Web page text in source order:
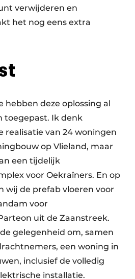
verwijderen en
het nog eens extra
hebben deze oplossing al
toegepast. Ik denk
realisatie van 24 woningen
op Vlieland, maar
een tijdelijk
voor Oekraïners. En op
wij de prefab vloeren voor
voor
uit de Zaanstreek.
gelegenheid om, samen
een woning in
inclusief de volledig
installatie.